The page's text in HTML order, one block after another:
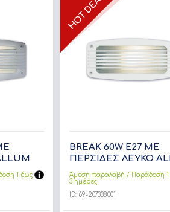
1 έως
BREAK 60W Ε27 ΜΕ
ΠΕΡΣΙΔΕΣ ΛΕΥΚΟ
Άμεση παραλαβή / Παράδoση 1
3 ημέρες
ID: 69-207338001